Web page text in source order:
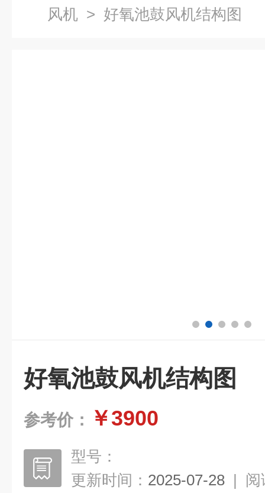
风机 > 好氧池鼓风机结构图
好氧池鼓风机结构图
参考价： ￥3900
型号：
更新时间： 2025-07-28 | 阅